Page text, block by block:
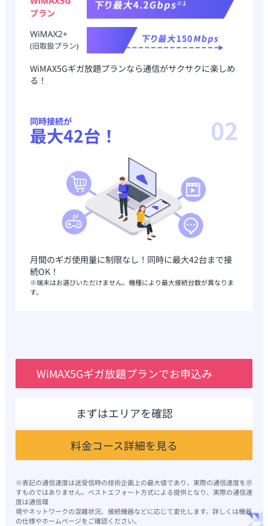
WiMAX5Gギガ放題プランなら通信がサクサクに楽しめ
る！
同時接続が
最大42台！ 02
月間のギガ使用量に制限なし！同時に最大42台まで接
続OK！
※端末はお選びいただけません。機種により最大接続台数が異なりま
す。
WiMAX5Gギガ放題プランでお申込み
まずはエリアを確認
料金コース詳細を見る
※表記の通信速度は送受信時の技術企画上の最大値であり、実際の通信速度を示
すものではありません。ベストエフォート方式による提供となり、実際の通信速
度は通信環
境やネットワークの混雑状況、接続機器などに応じて変化します。詳しくは機器
の仕様やホームページをご確認ください。